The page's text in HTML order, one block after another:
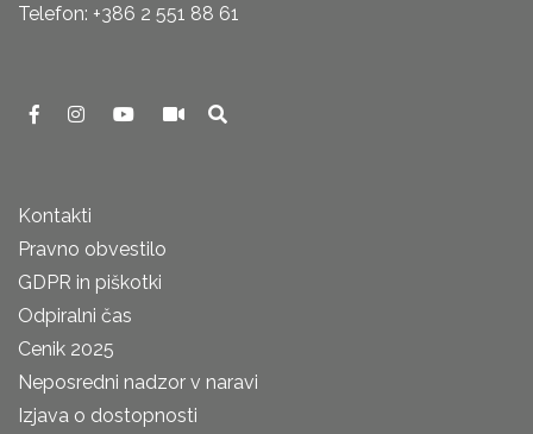
Telefon: +386 2 551 88 61
Kontakti
Pravno obvestilo
GDPR in piškotki
Odpiralni čas
Cenik 2025
Neposredni nadzor v naravi
Izjava o dostopnosti